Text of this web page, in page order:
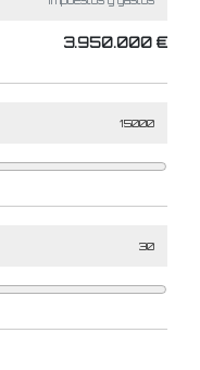
3.950.000 €